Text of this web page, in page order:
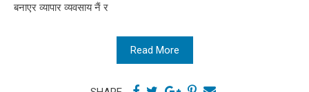
बनाएर व्यापार व्यवसाय नैं र
Read More